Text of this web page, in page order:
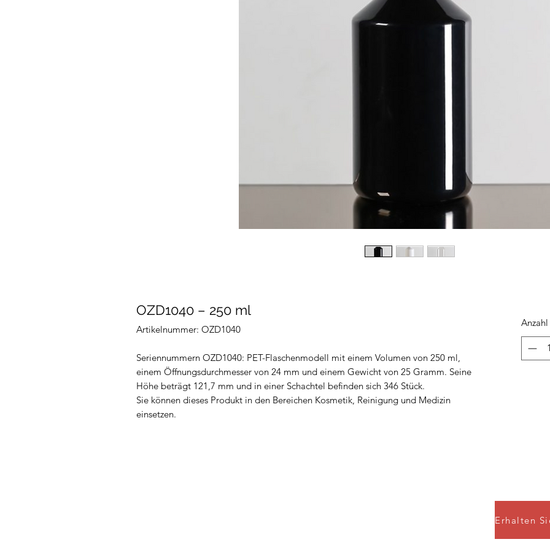
OZD1040 – 250 ml
Artikelnummer: OZD1040
Seriennummern OZD1040: PET-Flaschenmodell mit einem Volumen von 250 ml,
einem Öffnungsdurchmesser von 24 mm und einem Gewicht von 25 Gramm. Seine
Höhe beträgt 121,7 mm und in einer Schachtel befinden sich 346 Stück.
Sie können dieses Produkt in den Bereichen Kosmetik, Reinigung und Medizin
einsetzen.
Anzahl